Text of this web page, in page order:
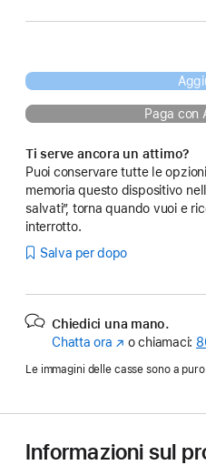
Paga con
Ti serve ancora un attimo?
Puoi conservare tutte le
memoria questo dispositivo
salvati”, torna quando vuoi e
interrotto.
Salva per dopo
Chiedici una mano.
Chatta ora (Si
nuova
o chiamaci:
Le immagini delle casse sono a
Informazioni sul